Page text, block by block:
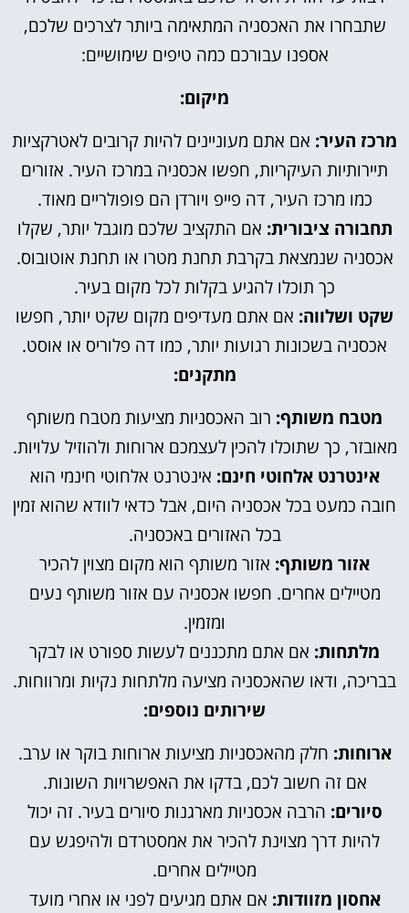
שתבחרו את האכסניה המתאימה ביותר לצרכים שלכם,
אספנו עבורכם כמה טיפים שימושיים:
מיקום:
מרכז העיר: אם אתם מעוניינים להיות קרובים לאטרקציות
תיירותיות העיקריות, חפשו אכסניה במרכז העיר. אזורים
כמו מרכז העיר, דה פייפ ויורדן הם פופולריים מאוד.
תחבורה ציבורית: אם התקציב שלכם מוגבל יותר, שקלו
אכסניה שנמצאת בקרבת תחנת מטרו או תחנת אוטובוס.
כך תוכלו להגיע בקלות לכל מקום בעיר.
שקט ושלווה: אם אתם מעדיפים מקום שקט יותר, חפשו
אכסניה בשכונות רגועות יותר, כמו דה פלוריס או אוסט.
מתקנים:
מטבח משותף: רוב האכסניות מציעות מטבח משותף
מאובזר, כך שתוכלו להכין לעצמכם ארוחות ולהוזיל עלויות.
אינטרנט אלחוטי חינם: אינטרנט אלחוטי חינמי הוא
חובה כמעט בכל אכסניה היום, אבל כדאי לוודא שהוא זמין
בכל האזורים באכסניה.
אזור משותף: אזור משותף הוא מקום מצוין להכיר
מטיילים אחרים. חפשו אכסניה עם אזור משותף נעים
ומזמין.
מלתחות: אם אתם מתכננים לעשות ספורט או לבקר
בבריכה, ודאו שהאכסניה מציעה מלתחות נקיות ומרווחות.
שירותים נוספים:
ארוחות: חלק מהאכסניות מציעות ארוחות בוקר או ערב.
אם זה חשוב לכם, בדקו את האפשרויות השונות.
סיורים: הרבה אכסניות מארגנות סיורים בעיר. זה יכול
להיות דרך מצוינת להכיר את אמסטרדם ולהיפגש עם
מטיילים אחרים.
אחסון מזוודות: אם אתם מגיעים לפני או אחרי מועד